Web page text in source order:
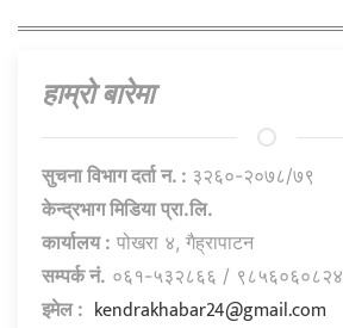
हाम्राे बारेमा
सुचना विभाग दर्ता न. : ३२६०-२०७८/७९
केन्द्रभाग मिडिया प्रा.लि.
कार्यालय : पोखरा ४, गैह्रापाटन
सम्पर्क नं. ०६१-५३२८६६ / ९८५६०६०८२४
इमेल : kendrakhabar24@gmail.com